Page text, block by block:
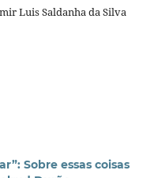
Luis Saldanha da Silva
Sobre essas coisas